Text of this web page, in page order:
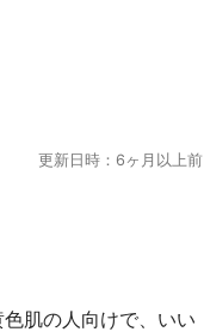
更新日時：6ヶ月以上前
肌の人向けで、いい